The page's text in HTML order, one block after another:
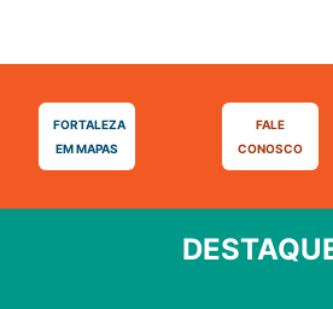
FORTALEZA
EM MAPAS
FALE
CONOSCO